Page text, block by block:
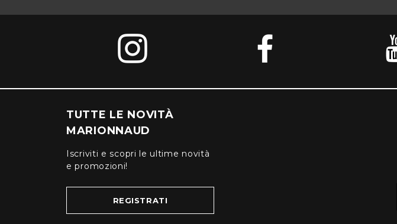
TUTTE LE NOVITÀ
MARIONNAUD
Iscriviti e scopri le ultime novità
e promozioni!
REGISTRATI